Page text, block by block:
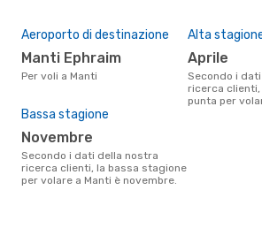
Aeroporto di destinazione
Manti Ephraim
Per voli a Manti
Alta
aprile
Secondo i dati della nostra
ricerca
punta per
Bassa stagione
novembre
Secondo i dati della nostra
ricerca clienti, la bassa stagione
per volare a Manti è novembre.